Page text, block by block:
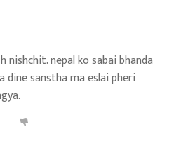
nishchit. nepal ko sabai bhanda
dine sanstha ma eslai pheri